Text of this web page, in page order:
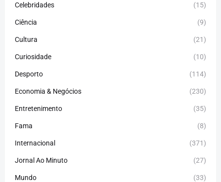
Celebridades (15)
Ciência (9)
Cultura (21)
Curiosidade (10)
Desporto (114)
Economia & Negócios (230)
Entretenimento (35)
Fama (8)
Internacional (371)
Jornal Ao Minuto (27)
Mundo (33)